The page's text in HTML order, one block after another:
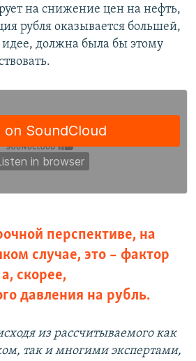
на снижение цен на нефть,
рубля оказывается большей,
идее, должна была бы этому
перспективе, на
случае, это – фактор
скорее,
давления на рубль.
из рассчитываемого как
так и многими экспертами,